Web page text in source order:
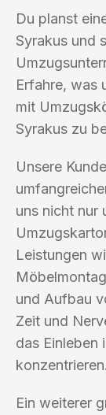
Du planst
Syrakus und
Erfahre, was
mit
Syrakus zu
Unsere
uns nicht nur
Leistungen
und Aufbau
Zeit und
das Einleben
konzentrieren.
Ein weiterer